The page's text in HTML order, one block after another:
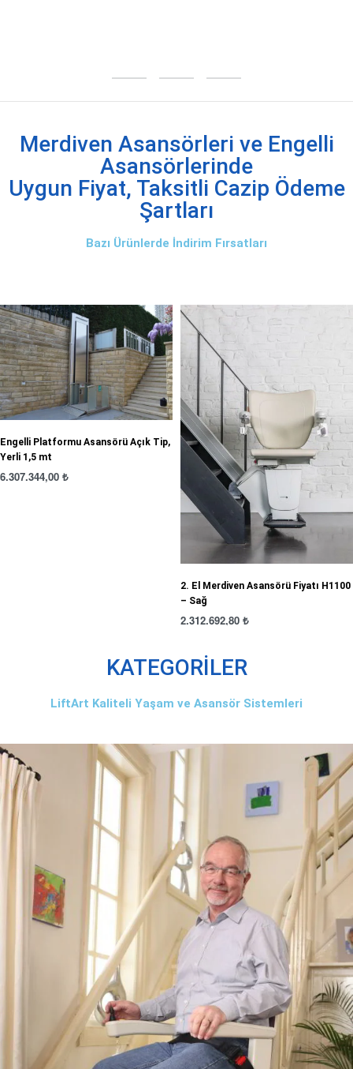
Merdiven Asansörleri ve Engelli
Asansörlerinde
Uygun Fiyat, Taksitli Cazip Ödeme
Şartları
Bazı Ürünlerde İndirim Fırsatları
Engelli Platformu Asansörü Açık Tip,
Yerli 1,5 mt
6.307.344,00 ₺
2. El Merdiven Asansörü Fiyatı H1100
– Sağ
2.312.692,80 ₺
KATEGORİLER
LiftArt Kaliteli Yaşam ve Asansör Sistemleri